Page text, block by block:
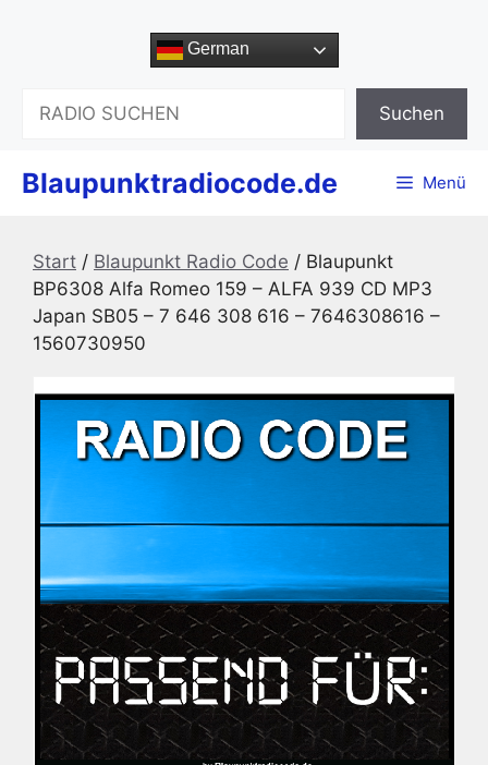
German
Suchen
Blaupunktradiocode.de Menü
Start / Blaupunkt Radio Code / Blaupunkt
BP6308 Alfa Romeo 159 – ALFA 939 CD MP3
Japan SB05 – 7 646 308 616 – 7646308616 –
1560730950